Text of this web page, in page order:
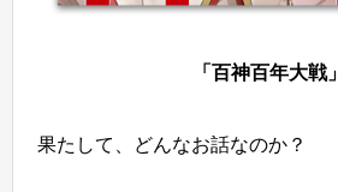
「百神百年大戦」
果たして、どんなお話なのか？